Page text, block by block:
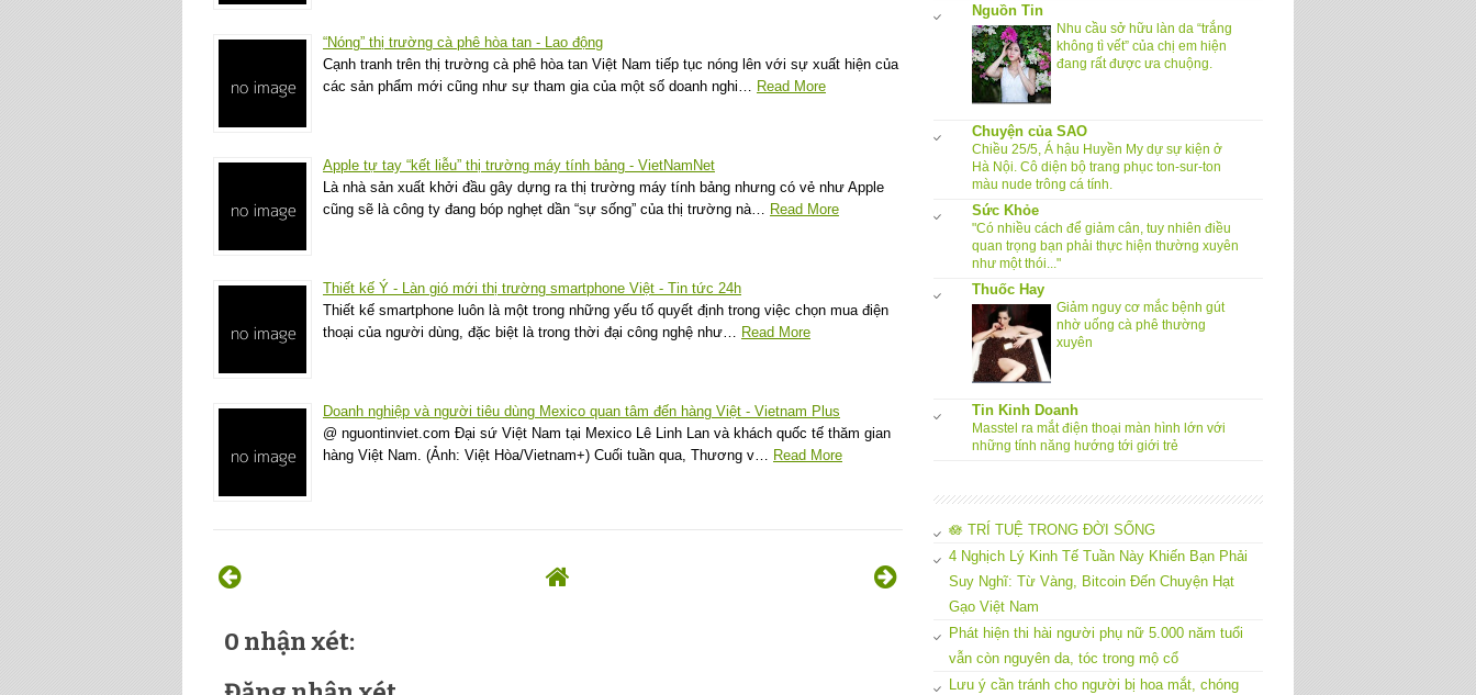
“Nóng” thị trường cà phê hòa tan - Lao động
Cạnh tranh trên thị trường cà phê hòa tan Việt Nam tiếp tục nóng lên với sự xuất hiện của
các sản phẩm mới cũng như sự tham gia của một số doanh nghi…
Read More
Apple tự tay “kết liễu” thị trường máy tính bảng - VietNamNet
Là nhà sản xuất khởi đầu gây dựng ra thị trường máy tính bảng nhưng có vẻ như Apple
cũng sẽ là công ty đang bóp nghẹt dần “sự sống” của thị trường nà…
Read More
Thiết kế Ý - Làn gió mới thị trường smartphone Việt - Tin tức 24h
Thiết kế smartphone luôn là một trong những yếu tố quyết định trong việc chọn mua điện
thoại của người dùng, đặc biệt là trong thời đại công nghệ như…
Read More
Doanh nghiệp và người tiêu dùng Mexico quan tâm đến hàng Việt - Vietnam Plus
@ nguontinviet.com Đại sứ Việt Nam tại Mexico Lê Linh Lan và khách quốc tế thăm gian
hàng Việt Nam. (Ảnh: Việt Hòa/Vietnam+) Cuối tuần qua, Thương v…
Read More
0 nhận xét:
Nguồn Tin
Nhu cầu sở hữu làn da “trắng
không tì vết” của chị em hiện
đang rất được ưa chuộng.
Chuyện của SAO
Chiều 25/5, Á hậu Huyền My dự sự kiện ở
Hà Nội. Cô diện bộ trang phục ton-sur-ton
màu nude trông cá tính.
Sức Khỏe
"Có nhiều cách để giảm cân, tuy nhiên điều
quan trọng bạn phải thực hiện thường xuyên
như một thói..."
Thuốc Hay
Giảm nguy cơ mắc bệnh gút
nhờ uống cà phê thường
xuyên
Tin Kinh Doanh
Masstel ra mắt điện thoại màn hình lớn với
những tính năng hướng tới giới trẻ
🪷 TRÍ TUỆ TRONG ĐỜI SỐNG
4 Nghịch Lý Kinh Tế Tuần Này Khiến Bạn Phải
Suy Nghĩ: Từ Vàng, Bitcoin Đến Chuyện Hạt
Gạo Việt Nam
Phát hiện thi hài người phụ nữ 5.000 năm tuổi
vẫn còn nguyên da, tóc trong mộ cổ
Lưu ý cần tránh cho người bị hoa mắt, chóng